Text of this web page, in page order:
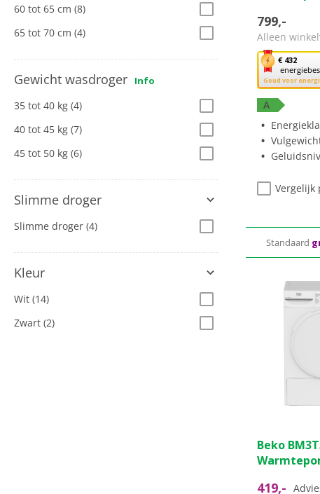
60 tot 65 cm (8)
65 tot 70 cm (4)
Gewicht wasdroger Info
35 tot 40 kg (4)
40 tot 45 kg (7)
45 tot 50 kg (6)
Slimme droger
Slimme droger (4)
Kleur
Wit (14)
Zwart (2)
sterren.
799,-
Alleen
€ 432
Goud voor
Met
deze
knop
opent
Youreko’s
tool
voor
A
Vergelijk
Standaard
van
de
Beko
419,-